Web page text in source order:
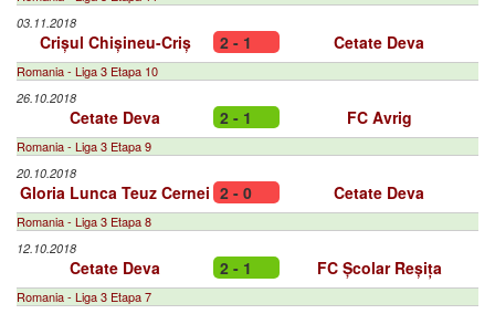
03.11.2018
Crișul Chișineu-Criș 2 - 1 Cetate Deva
Romania - Liga 3 Etapa 10
26.10.2018
Cetate Deva 2 - 1 FC Avrig
Romania - Liga 3 Etapa 9
20.10.2018
Gloria Lunca Teuz Cernei 2 - 0 Cetate Deva
Romania - Liga 3 Etapa 8
12.10.2018
Cetate Deva 2 - 1 FC Școlar Reșița
Romania - Liga 3 Etapa 7